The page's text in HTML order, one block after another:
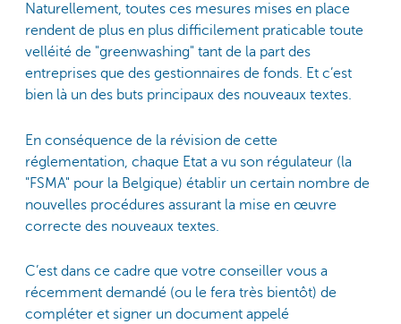
Naturellement, toutes ces mesures mises en place
rendent de plus en plus difficilement praticable toute
velléité de "greenwashing" tant de la part des
entreprises que des gestionnaires de fonds. Et c’est
bien là un des buts principaux des nouveaux textes.
En conséquence de la révision de cette
réglementation, chaque Etat a vu son régulateur (la
"FSMA" pour la Belgique) établir un certain nombre de
nouvelles procédures assurant la mise en œuvre
correcte des nouveaux textes.
C’est dans ce cadre que votre conseiller vous a
récemment demandé (ou le fera très bientôt) de
compléter et signer un document appelé